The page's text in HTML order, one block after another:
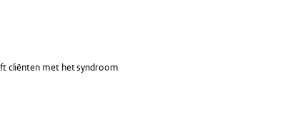
cliënten met het syndroom